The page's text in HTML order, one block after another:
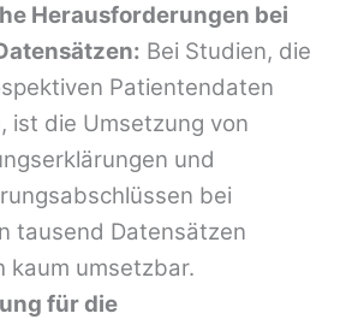
Herausforderungen bei
Bei Studien, die
Patientendaten
ist die Umsetzung von
und
bei
tausend Datensätzen
kaum umsetzbar.
für die